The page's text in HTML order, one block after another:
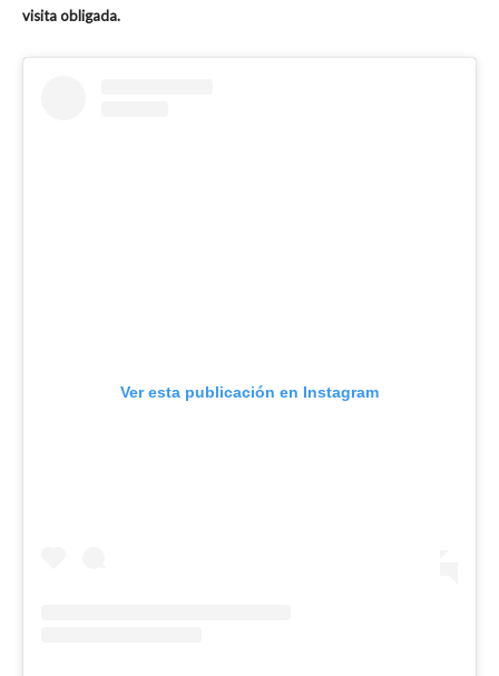
visita obligada.
Ver esta publicación en Instagram